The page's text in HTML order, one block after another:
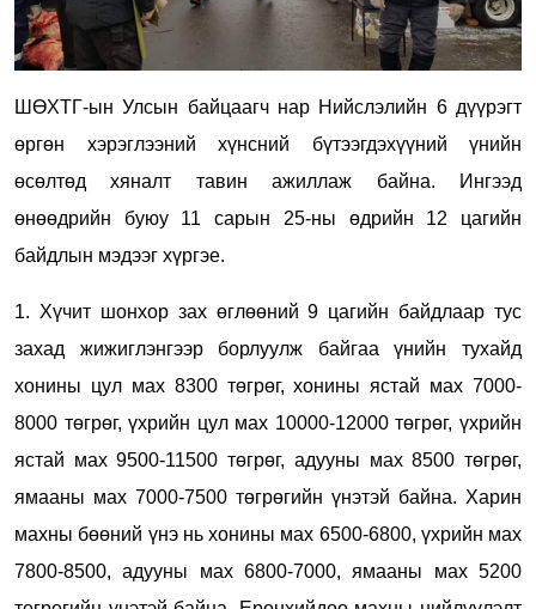
ШӨХТГ-ын Улсын байцаагч нар Нийслэлийн 6 дүүрэгт
өргөн хэрэглээний хүнсний бүтээгдэхүүний үнийн
өсөлтөд хяналт тавин ажиллаж байна. Ингээд
өнөөдрийн буюу 11 сарын 25-ны өдрийн 12 цагийн
байдлын мэдээг хүргэе.
1. Хүчит шонхор зах өглөөний 9 цагийн байдлаар тус
захад жижиглэнгээр борлуулж байгаа үнийн тухайд
хонины цул мах 8300 төгрөг, хонины ястай мах 7000-
8000 төгрөг, үхрийн цул мах 10000-12000 төгрөг, үхрийн
ястай мах 9500-11500 төгрөг, адууны мах 8500 төгрөг,
ямааны мах 7000-7500 төгрөгийн үнэтэй байна. Харин
махны бөөний үнэ нь хонины мах 6500-6800, үхрийн мах
7800-8500, адууны мах 6800-7000, ямааны мах 5200